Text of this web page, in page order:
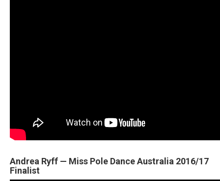
Andrea Ryff — Miss Pole Dance Australia 2016/17
Finalist